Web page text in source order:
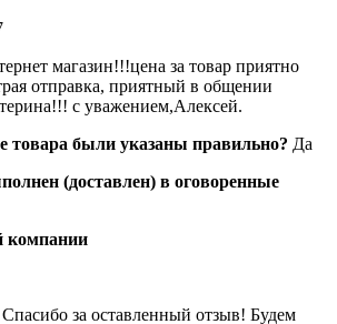
магазин!!!цена за товар приятно
отправка, приятный в общении
с уважением,Алексей.
товара были указаны правильно? Да
(доставлен) в оговоренные
компании
за оставленный отзыв! Будем